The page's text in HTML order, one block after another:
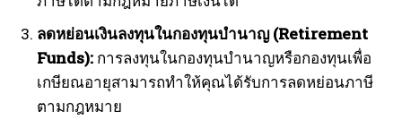
ลดหย่อนเงินลงทุนในกองทุนบำนาญ (Retirement
Funds): การลงทุนในกองทุนบำนาญหรือกองทุนเพื่อ
เกษียณอายุสามารถทำให้คุณได้รับการลดหย่อนภาษี
ตามกฎหมาย